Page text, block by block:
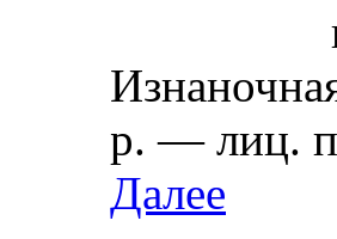
р. — лиц.
Далее